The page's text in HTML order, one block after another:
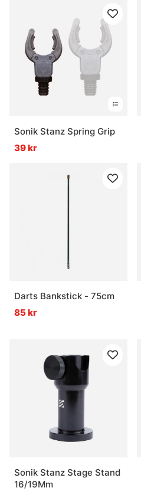
Sonik Stanz Spring Grip
39 kr
Darts Bankstick - 75cm
85 kr
Sonik Stanz Stage Stand
16/19Mm